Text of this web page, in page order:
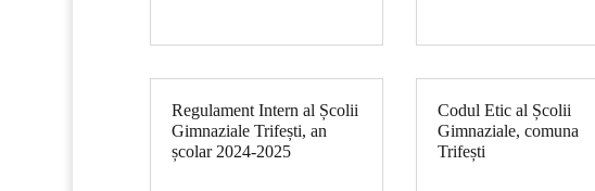
Regulament Intern al Școlii
Gimnaziale Trifești, an
școlar 2024-2025
Codul Etic al Școlii
Gimnaziale, comuna
Trifești